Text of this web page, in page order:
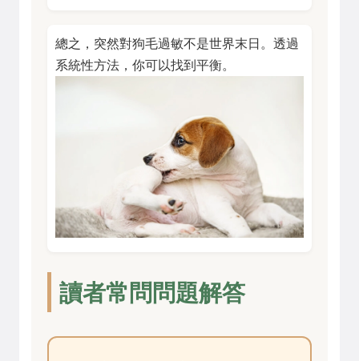
總之，突然對狗毛過敏不是世界末日。透過
系統性方法，你可以找到平衡。
讀者常問問題解答